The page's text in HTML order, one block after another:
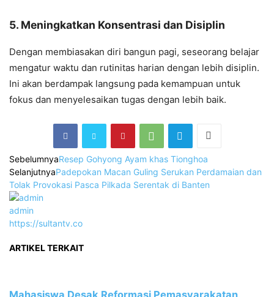
5. Meningkatkan Konsentrasi dan Disiplin
Dengan membiasakan diri bangun pagi, seseorang belajar
mengatur waktu dan rutinitas harian dengan lebih disiplin.
Ini akan berdampak langsung pada kemampuan untuk
fokus dan menyelesaikan tugas dengan lebih baik.
SebelumnyaResep Gohyong Ayam khas Tionghoa
SelanjutnyaPadepokan Macan Guling Serukan Perdamaian dan
Tolak Provokasi Pasca Pilkada Serentak di Banten
admin
https://sultantv.co
ARTIKEL TERKAIT
Mahasiswa Desak Reformasi Pemasyarakatan,